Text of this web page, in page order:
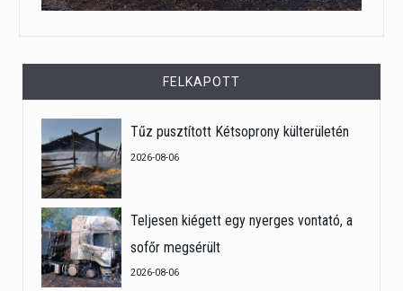
FELKAPOTT
Tűz pusztított Kétsoprony külterületén
2026-08-06
Teljesen kiégett egy nyerges vontató, a
sofőr megsérült
2026-08-06